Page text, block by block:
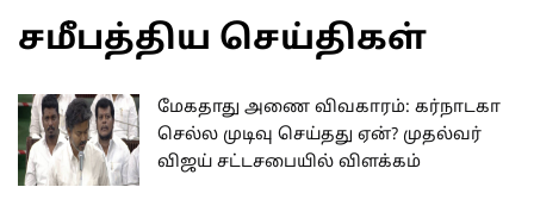
சமீபத்திய செய்திகள்
மேகதாது அணை விவகாரம்: கர்நாடகா
செல்ல முடிவு செய்தது ஏன்? முதல்வர்
விஜய் சட்டசபையில் விளக்கம்